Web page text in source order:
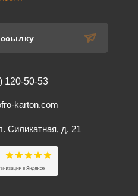
120-50-53
karton.com
Силикатная, д. 21